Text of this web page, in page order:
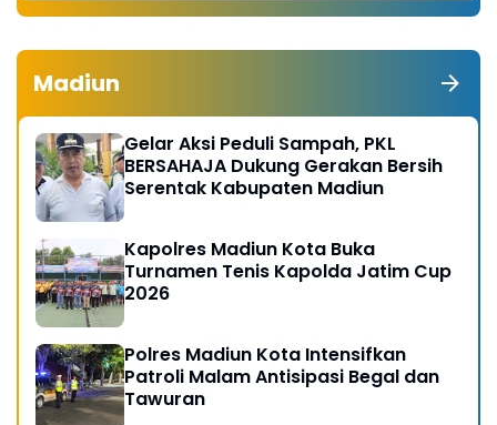
Madiun
Gelar Aksi Peduli Sampah, PKL
BERSAHAJA Dukung Gerakan Bersih
Serentak Kabupaten Madiun
Kapolres Madiun Kota Buka
Turnamen Tenis Kapolda Jatim Cup
2026
Polres Madiun Kota Intensifkan
Patroli Malam Antisipasi Begal dan
Tawuran